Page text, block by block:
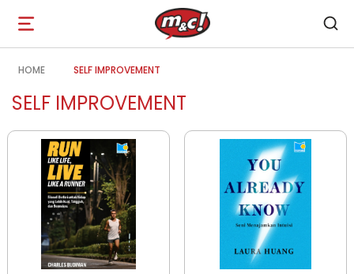
Open
navigation
HOME SELF IMPROVEMENT
SELF IMPROVEMENT